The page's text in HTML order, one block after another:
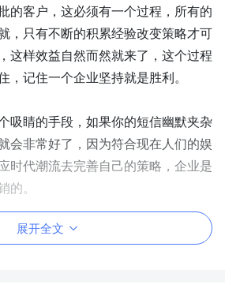
的客户，这必须有一个过程，所有的
，只有不断的积累经验改变策略才可
这样效益自然而然就来了，这个过程
，记住一个企业坚持就是胜利。
吸睛的手段，如果你的短信幽默夹杂
会非常好了，因为符合现在人们的娱
时代潮流去完善自己的策略，企业是
的。
展开全文